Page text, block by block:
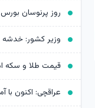
روز پرنوسان بورس